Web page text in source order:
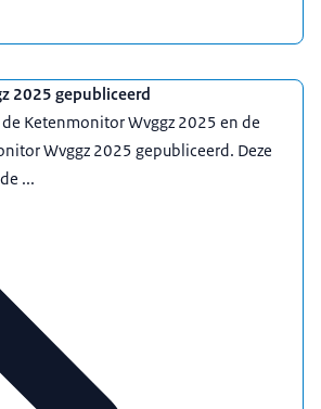
2025 gepubliceerd
Ketenmonitor Wvggz 2025 en de
Wvggz 2025 gepubliceerd. Deze
...